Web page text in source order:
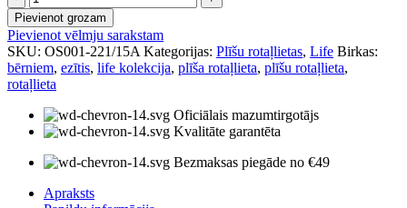
Pūkainīte,
violetā
cepurē
daudzums
Pievienot grozam
Pievienot vēlmju sarakstam
SKU: OS001-221/15A Kategorijas: Plīšu rotaļlietas, Life Birkas:
bērniem, ezītis, life kolekcija, plīša rotaļlieta, plīšu rotaļlieta,
rotaļlieta
Oficiālais mazumtirgotājs
Kvalitāte garantēta
Bezmaksas piegāde no €49
Apraksts